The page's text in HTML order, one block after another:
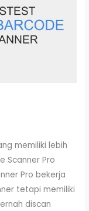
memiliki lebih
Scanner Pro
Pro bekerja
tetapi memiliki
discan